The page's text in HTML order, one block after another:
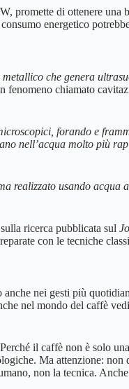
di ottenere una
energetico
che genera
chiamato
forando e
nell’acqua molto più
realizzato usando acqua
ricerca pubblicata sul
con le tecniche
nei gesti più
nel mondo del caffè
il caffè non è solo
Ma attenzione:
non la tecnica.